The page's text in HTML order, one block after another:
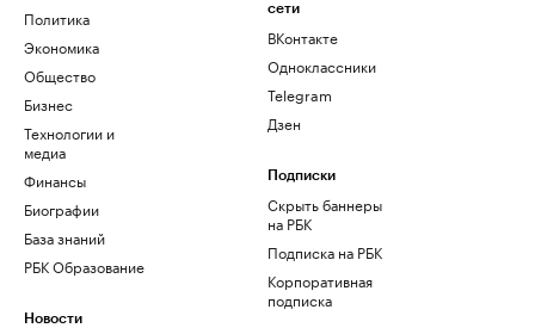
Политика
Экономика
Общество
Бизнес
Технологии и
медиа
Финансы
Биографии
База знаний
РБК Образование
Новости
сети
ВКонтакте
Одноклассники
Telegram
Дзен
Подписки
Скрыть баннеры
на РБК
Подписка на РБК
Корпоративная
подписка